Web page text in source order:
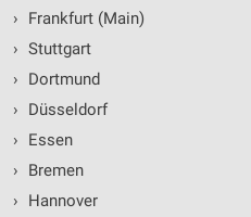
›
Frankfurt (Main)
› Stuttgart
›
Dortmund
›
Düsseldorf
›
Essen
›
Bremen
›
Hannover